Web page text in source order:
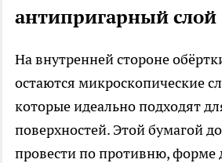
антипригарный слой
На внутренней стороне
остаются микроскопические
которые идеально подходят
поверхностей. Этой бумагой
провести по противню, форме